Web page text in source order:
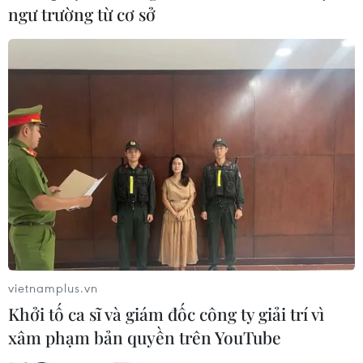
Trung Quốc dùng AI và dữ liệu để kiểm
10/02/2020 07:45
Thành phố Bắc Kinh đang chuyển sang sử dụng dữ liệu
và trí tuệ nhân tạo (AI) để phát hiện và ngăn chặn dịch
bệnh lây lan do virus corona chủng mới (2019-nCoV)
gây ra.
ngư trường từ cơ sở
vietnamplus.vn
Khởi tố ca sĩ và giám đốc công ty giải trí vì
xâm phạm bản quyền trên YouTube